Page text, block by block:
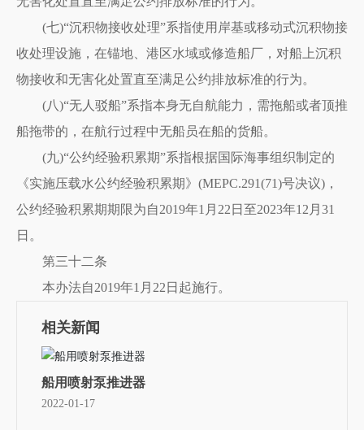
(七)“沉积物接收处理”系指使用岸基或移动式沉积物接
收处理设施，在锚地、港区水域或修造船厂，对船上沉积
物接收和无害化处置直至满足公约排放标准的行为。
(八)“无人驳船”系指本身无自航能力，需拖船或者顶推
船拖带的，在航行过程中无船员在船的货船。
(九)“公约经验积累期”系指根据国际海事组织制定的
《实施压载水公约经验积累期》(MEPC.291(71)号决议)，
公约经验积累期期限为自2019年1月22日至2023年12月31
日。
第三十二条
本办法自2019年1月22日起施行。
相关新闻
船用喷射泵推进器
2022-01-17